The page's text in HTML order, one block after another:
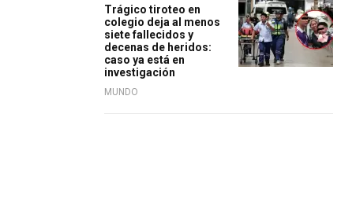
Trágico tiroteo en
colegio deja al menos
siete fallecidos y
decenas de heridos:
caso ya está en
investigación
MUNDO